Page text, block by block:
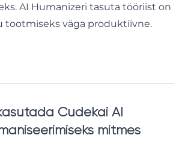
AI Humanizeri tasuta tööriist on
tootmiseks väga produktiivne.
Cudekai AI
mitmes